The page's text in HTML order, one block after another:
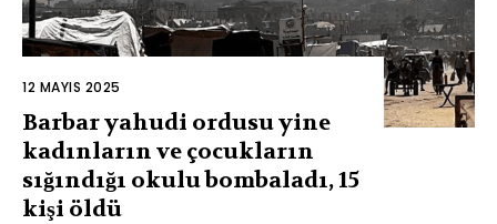
12 MAYIS 2025
Barbar yahudi ordusu yine
kadınların ve çocukların
sığındığı okulu bombaladı, 15
kişi öldü